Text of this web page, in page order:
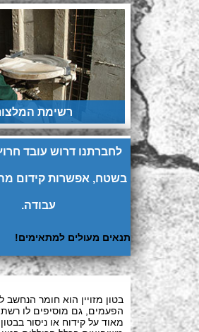
רשימת
לחברתנו דרוש עובד
בשטח, אפשרות קידום
עבודה.
תנאים מעולים למתאימים!
בטון מזויין הוא חומר
הפעמים, גם מוסיפים לו
מאוד על קידוח או ניסור